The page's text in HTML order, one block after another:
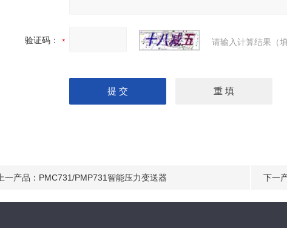
验证码： 请输入计算结果（
上一产品： PMC731/PMP731智能压力变送器 下一